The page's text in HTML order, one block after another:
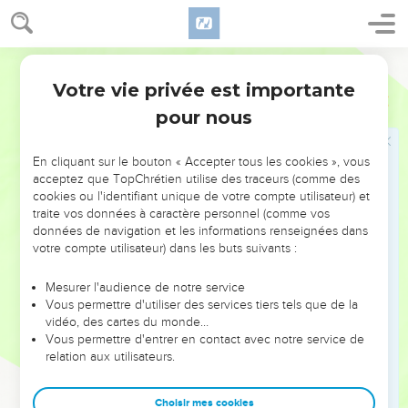
2 Samuel Introduction
: je vais faire venir le malheur contre toi, du sein même de
ta famille » (12.11). Cette sombre prophétie se réalise dans la
douloureuse tentative de coup d’état d’Absalom (ch.13 à 19).
David, homme « qui correspond aux désirs » de Dieu (1 S
l’Eternel le mal qu’il a fait (12.13 ; Ps 51). Le livre se termine
sur quelques documents complémentaires (ch.21 à 24).
Au chapitre 7, en réponse à la volonté de David de
construire un Temple au Seigneur, l’Eternel lui annonce la
permanence de sa dynastie et dit de son descendant : « Je
Cette promesse a nourri la réflexion des prophètes. Esaïe
annonce le règne du « rameau » qui « poussera sur le tronc
d’Isaï », c’est-à-dire du père de David (11.1), Jérémie et
Zacharie prédisent la venue du « germe » de David (Jr 23.5 ;
Jésus, « fils » de David, est venu accomplir la promesse :
Votre vie privée est importante
pour nous
En cliquant sur le bouton « Accepter tous les cookies », vous
acceptez que TopChrétien utilise des traceurs (comme des
cookies ou l'identifiant unique de votre compte utilisateur) et
traite vos données à caractère personnel (comme vos
données de navigation et les informations renseignées dans
votre compte utilisateur) dans les buts suivants :
Mesurer l'audience de notre service
Vous permettre d'utiliser des services tiers tels que de la
vidéo, des cartes du monde…
Vous permettre d'entrer en contact avec notre service de
relation aux utilisateurs.
Choisir mes cookies